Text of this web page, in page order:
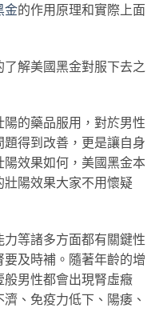
金的作用原理和實際上面
解美國黑金對服下去之
的藥品服用，對於男性
得到改善，更是讓自身
陽效果如何，美國黑金本
陽效果大家不用懷疑
等諸多方面都有關鍵性
及時補。隨著年齡的增
男性都會出現腎虛癥
、免疫力低下、陽痿、